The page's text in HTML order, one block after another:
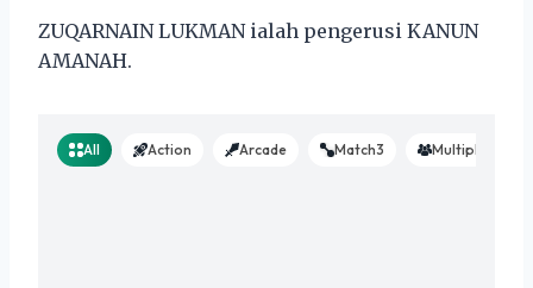
ZUQARNAIN LUKMAN ialah pengerusi KANUN
AMANAH.